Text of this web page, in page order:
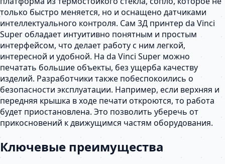
только быстро меняется, но и оснащено датчиками
интеллектуального контроля. Сам 3Д принтер da Vinci
Super обладает интуитивно понятным и простым
интерфейсом, что делает работу с ним легкой,
интересной и удобной. На da Vinci Super можно
печатать большие объекты, без ущерба качеству
изделий. Разработчики также побеспокоились о
безопасности эксплуатации. Например, если верхняя и
передняя крышка в ходе печати откроются, то работа
будет приостановлена. Это позволить уберечь от
прикосновений к движущимся частям оборудования.
Ключевые преимущества